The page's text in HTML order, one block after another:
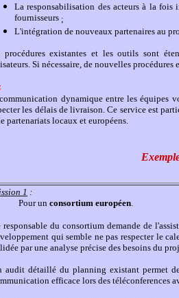
La responsabilisation des acteurs à la fois
fournisseurs ;
L'intégration de nouveaux partenaires au
procédures existantes et les outils sont
Si nécessaire, de nouvelles
dynamique entre les équipes
les délais de livraison.Ce service est
partenariats locaux et européens.
1 :
Pour un consortium européen.
responsable du consortium demande de l'
qui semble ne pas respecter le
par une analyse précise des besoins du
audit détaillé du planning existant permet
efficace lors des téléconferences